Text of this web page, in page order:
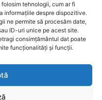
tehnologii, cum ar fi
informațiile despre dispozitive.
ne permite să procesăm date,
ID-uri unice pe acest site.
consimțământul dat poate
funcționalități și funcții.